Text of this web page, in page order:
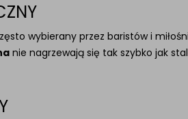
wybierany przez baristów i
nie nagrzewają się tak szybko jak